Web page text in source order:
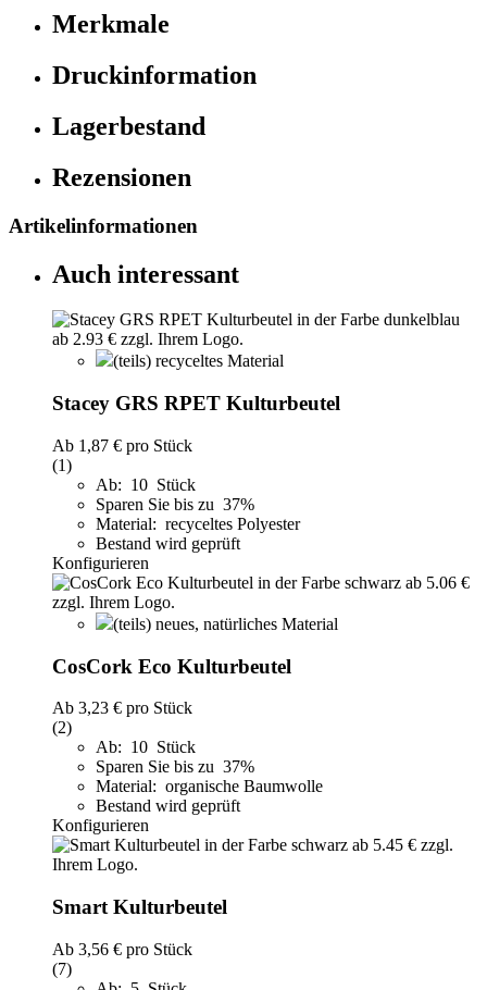
Merkmale
Druckinformation
Lagerbestand
Rezensionen
Artikelinformationen
Auch interessant
(teils) recyceltes Material
Stacey GRS RPET Kulturbeutel
Ab 1,87 € pro Stück
(1)
Ab: 10 Stück
Sparen Sie bis zu 37%
Material: recyceltes Polyester
Bestand wird geprüft
Konfigurieren
(teils) neues, natürliches Material
CosCork Eco Kulturbeutel
Ab 3,23 € pro Stück
(2)
Ab: 10 Stück
Sparen Sie bis zu 37%
Material: organische Baumwolle
Bestand wird geprüft
Konfigurieren
Smart Kulturbeutel
Ab 3,56 € pro Stück
(7)